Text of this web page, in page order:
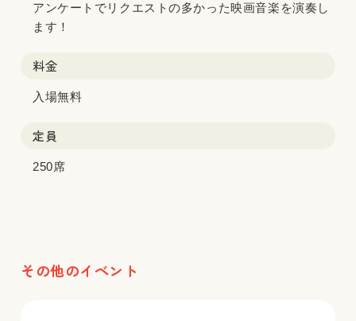
アンケートでリクエストの多かった映画音楽を演奏し
ます！
料金
入場無料
定員
250席
その他のイベント